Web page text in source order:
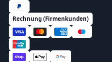
Rechnung (Firmenkunden)